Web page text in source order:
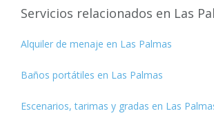
Servicios relacionados en Las
Alquiler de menaje en Las Palmas
Baños portátiles en Las Palmas
Escenarios, tarimas y gradas en Las